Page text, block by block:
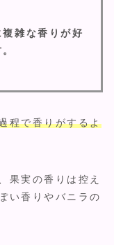
雑な香りが好
程で香りがするよ
果実の香りは控え
い香りやバニラの